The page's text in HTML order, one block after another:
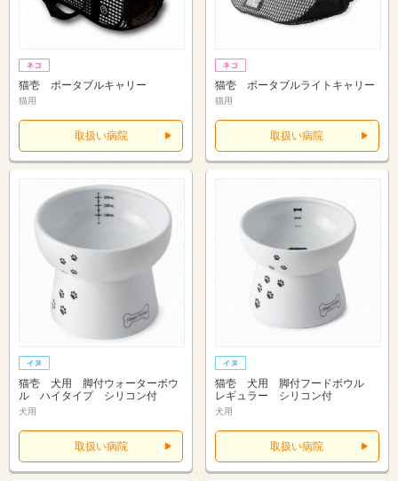
猫壱 ポータブルキャリー
猫用
取扱い病院
猫壱 ポータブルライトキャリー
猫用
取扱い病院
猫壱 犬用 脚付ウォーターボウ
ル ハイタイプ シリコン付
犬用
取扱い病院
猫壱 犬用 脚付フードボウル
レギュラー シリコン付
犬用
取扱い病院